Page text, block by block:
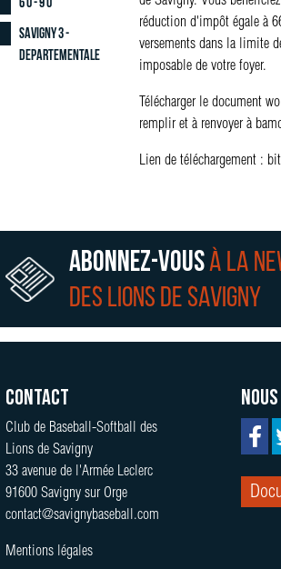
réduction d'impôt égale à
versements dans la limite
imposable de votre foyer.
Télécharger le document
remplir et à renvoyer à
Lien de téléchargement :
6 U - 9 U
Savigny 3 -
Departementale
Abonnez-vousà la
des lions de Savigny
Contact
Club de Baseball-Softball des
Lions de Savigny
33 avenue de l'Armée Leclerc
91600 Savigny sur Orge
contact@savignybaseball.com
Mentions légales